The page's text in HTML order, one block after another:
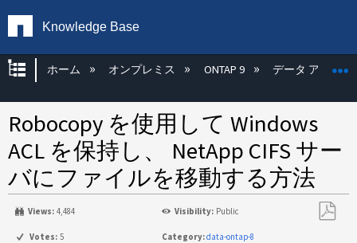
Knowledge Base
グローバル階層を展開/折りたたむ
ホーム オンプレミス ONTAP 9 データ アクセス
Robocopy を使用して Windows
ACL を保持し、 NetApp CIFS サー
バにファイルを移動する方法
Views: 4,484 Visibility: Public
Votes: 5 Category:data-ontap-8